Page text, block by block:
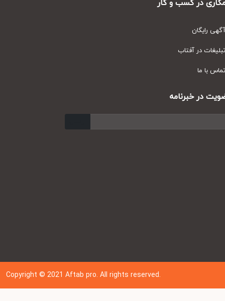
در کسب و کار
رایگان
در آفتاب
با ما
در خبرنامه
Copyright © 202 1Aftab pro. All rights reserved.